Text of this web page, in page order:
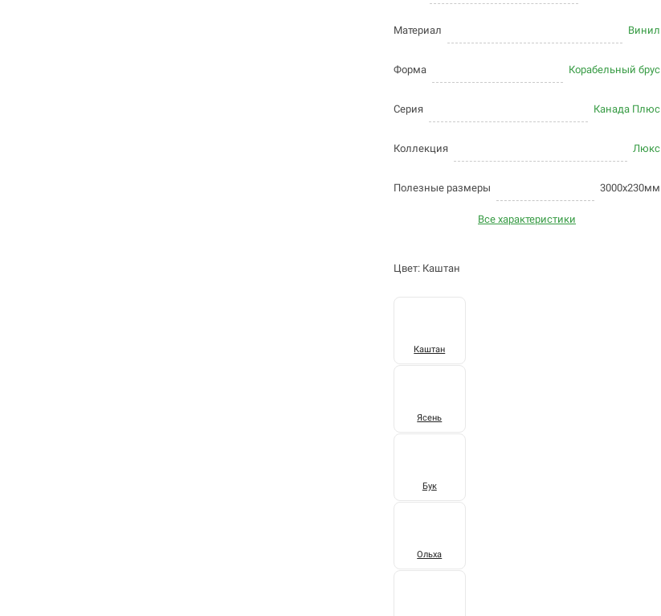
Материал Винил
Форма Корабельный брус
Серия Канада Плюс
Коллекция Люкс
Полезные размеры 3000х230мм
Все характеристики
Цвет: Каштан
Каштан
Ясень
Бук
Ольха